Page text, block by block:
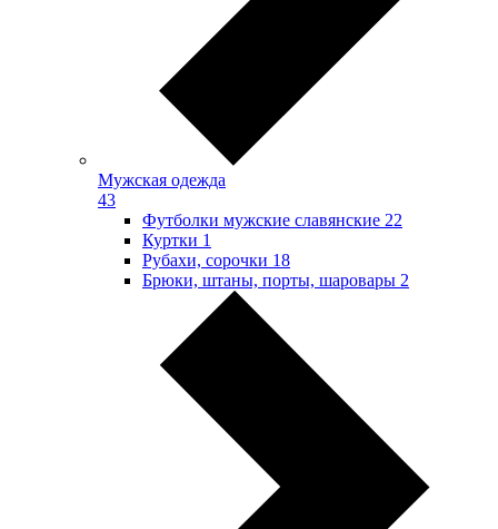
Мужская одежда
43
Футболки мужские славянские 22
Куртки 1
Рубахи, сорочки 18
Брюки, штаны, порты, шаровары 2